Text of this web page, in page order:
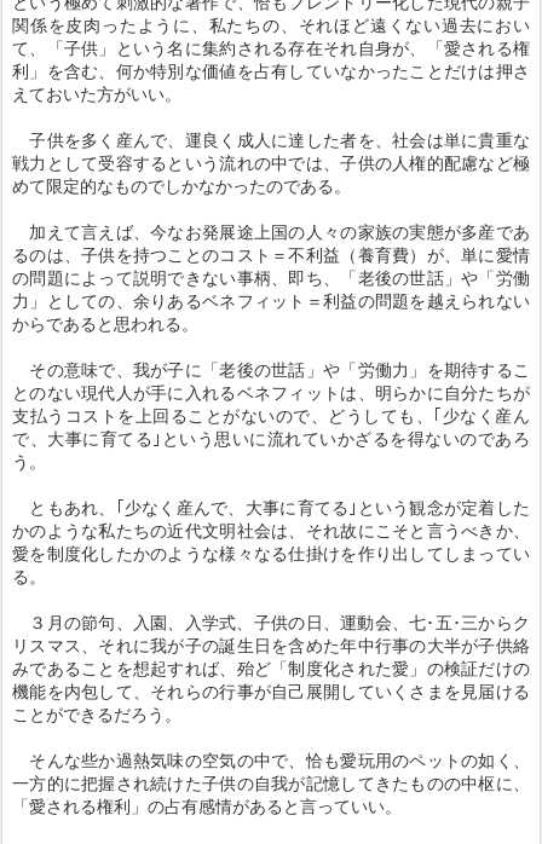
関係を皮肉ったように、私たちの、それほど遠くない過去におい
て、「子供」という名に集約される存在それ自身が、「愛される権
利」を含む、何か特別な価値を占有していなかったことだけは押さ
えておいた方がいい。
子供を多く産んで、運良く成人に達した者を、社会は単に貴重な
戦力として受容するという流れの中では、子供の人権的配慮など極
めて限定的なものでしかなかったのである。
加えて言えば、今なお発展途上国の人々の家族の実態が多産であ
るのは、子供を持つことのコスト＝不利益（養育費）が、単に愛情
の問題によって説明できない事柄、即ち、「老後の世話」や「労働
力」としての、余りあるベネフィット＝利益の問題を越えられない
からであると思われる。
その意味で、我が子に「老後の世話」や「労働力」を期待するこ
とのない現代人が手に入れるベネフィットは、明らかに自分たちが
支払うコストを上回ることがないので、どうしても、｢少なく産ん
で、大事に育てる｣という思いに流れていかざるを得ないのであろ
う。
ともあれ、｢少なく産んで、大事に育てる｣という観念が定着した
かのような私たちの近代文明社会は、それ故にこそと言うべきか、
愛を制度化したかのような様々なる仕掛けを作り出してしまってい
る。
３月の節句、入園、入学式、子供の日、運動会、七･五･三からク
リスマス、それに我が子の誕生日を含めた年中行事の大半が子供絡
みであることを想起すれば、殆ど「制度化された愛」の検証だけの
機能を内包して、それらの行事が自己展開していくさまを見届ける
ことができるだろう。
そんな些か過熱気味の空気の中で、恰も愛玩用のペットの如く、
一方的に把握され続けた子供の自我が記憶してきたものの中枢に、
「愛される権利」の占有感情があると言っていい。